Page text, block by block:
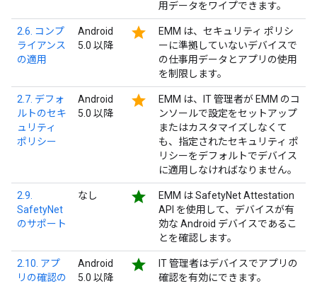
用データをワイプできます。
2.6. コンプ
ライアンス
の適用
Android
5.0 以降
star
EMM は、セキュリティ ポリシ
ーに準拠していないデバイスで
の仕事用データとアプリの使用
を制限します。
2.7. デフォ
ルトのセキ
ュリティ
ポリシー
Android
5.0 以降
star
EMM は、IT 管理者が EMM のコ
ンソールで設定をセットアップ
またはカスタマイズしなくて
も、指定されたセキュリティ ポ
リシーをデフォルトでデバイス
に適用しなければなりません。
2.9.
SafetyNet
のサポート
なし star
EMM は SafetyNet Attestation
API を使用して、デバイスが有
効な Android デバイスであるこ
とを確認します。
2.10. アプ
リの確認の
Android
5.0 以降
star
IT 管理者はデバイスでアプリの
確認を有効にできます。